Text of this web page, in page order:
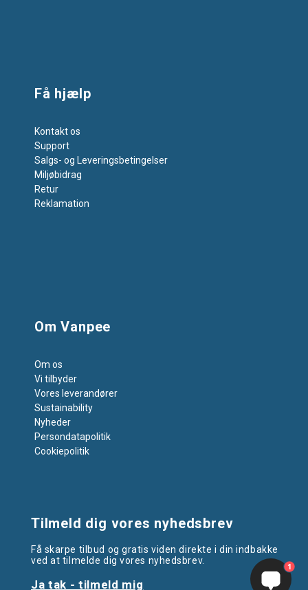
Få hjælp
Kontakt os
Support
Salgs- og Leveringsbetingelser
Miljøbidrag
Retur
Reklamation
Om Vanpee
Om os
Vi tilbyder
Vores leverandører
Sustainability
Nyheder
Persondatapolitik
Cookiepolitik
Tilmeld dig vores nyhedsbrev
Få skarpe tilbud og gratis viden direkte i din indbakke
ved at tilmelde dig vores nyhedsbrev.
Ja tak - tilmeld mig
1